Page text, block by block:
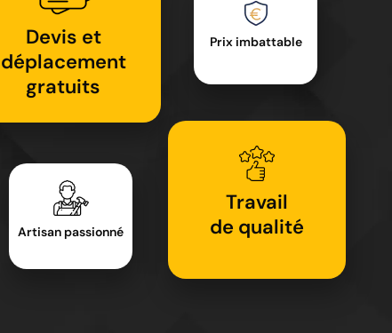
Devis et
déplacement
gratuits
Artisan passionné
Prix imbattable
Travail
de qualité